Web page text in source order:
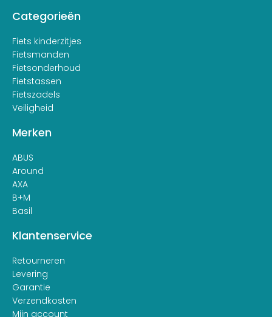
Categorieën
Fiets kinderzitjes
Fietsmanden
Fietsonderhoud
Fietstassen
Fietszadels
Veiligheid
Merken
ABUS
Around
AXA
B+M
Basil
Klantenservice
Retourneren
Levering
Garantie
Verzendkosten
Mijn account